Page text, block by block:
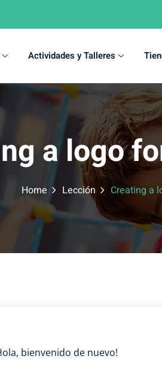
Actividades y Talleres
a logo
Home Lección Creating a
bienvenido de nuevo!
Sign in
Sign in
Don’t have an account?